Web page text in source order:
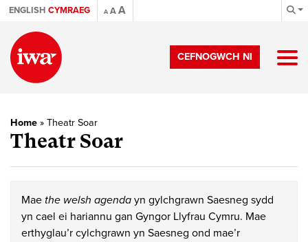
ENGLISH CYMRAEG A AA
CEFNOGWCH NI
Home » Theatr Soar
Theatr Soar
Mae the welsh agenda yn gylchgrawn Saesneg sydd
yn cael ei hariannu gan Gyngor Llyfrau Cymru. Mae
erthyglau’r cylchgrawn yn Saesneg ond mae’r